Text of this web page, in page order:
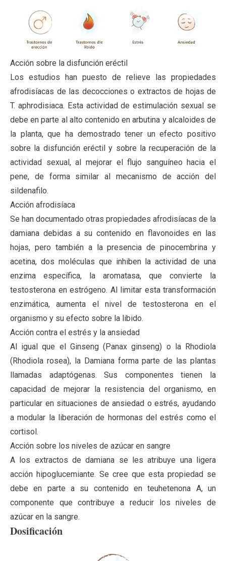
Acción sobre la disfunción eréctil
Los estudios han puesto de relieve las propiedades
afrodisíacas de las decocciones o extractos de hojas de
T. aphrodisiaca. Esta actividad de estimulación sexual se
debe en parte al alto contenido en arbutina y alcaloides de
la planta, que ha demostrado tener un efecto positivo
sobre la disfunción eréctil y sobre la recuperación de la
actividad sexual, al mejorar el flujo sanguíneo hacia el
pene, de forma similar al mecanismo de acción del
sildenafilo.
Acción afrodisíaca
Se han documentado otras propiedades afrodisíacas de la
damiana debidas a su contenido en flavonoides en las
hojas, pero también a la presencia de pinocembrina y
acetina, dos moléculas que inhiben la actividad de una
enzima específica, la aromatasa, que convierte la
testosterona en estrógeno. Al limitar esta transformación
enzimática, aumenta el nivel de testosterona en el
organismo y su efecto sobre la libido.
Acción contra el estrés y la ansiedad
Al igual que el Ginseng (Panax ginseng) o la Rhodiola
(Rhodiola rosea), la Damiana forma parte de las plantas
llamadas adaptógenas. Sus componentes tienen la
capacidad de mejorar la resistencia del organismo, en
particular en situaciones de ansiedad o estrés, ayudando
a modular la liberación de hormonas del estrés como el
cortisol.
Acción sobre los niveles de azúcar en sangre
A los extractos de damiana se les atribuye una ligera
acción hipoglucemiante. Se cree que esta propiedad se
debe en parte a su contenido en teuhetenona A, un
componente que contribuye a reducir los niveles de
azúcar en la sangre.
Dosificación